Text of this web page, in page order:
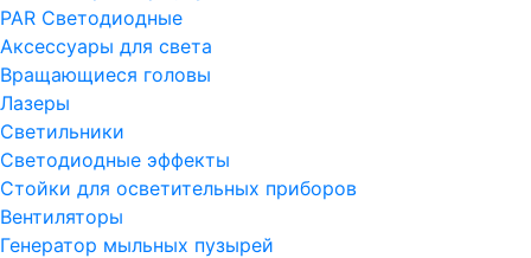
PAR Светодиодные
Аксессуары для света
Вращающиеся головы
Лазеры
Светильники
Светодиодные эффекты
Стойки для осветительных приборов
Вентиляторы
Генератор мыльных пузырей